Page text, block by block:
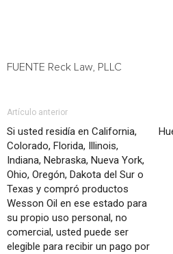
FUENTE Reck Law, PLLC
Artículo anterior
Si usted residía en California,
Colorado, Florida, Illinois,
Indiana, Nebraska, Nueva York,
Ohio, Oregón, Dakota del Sur o
Texas y compró productos
Wesson Oil en ese estado para
su propio uso personal, no
comercial, usted puede ser
elegible para recibir un pago por